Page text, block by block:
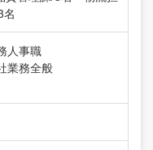
人事職
業務全般